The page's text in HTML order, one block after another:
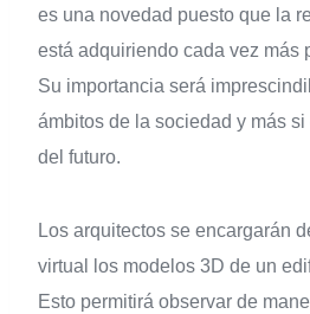
es una novedad puesto que la
está adquiriendo cada vez más
Su importancia será
ámbitos de la sociedad y más
del futuro.
Los arquitectos se encargarán
virtual los modelos 3D de un
Esto permitirá observar de